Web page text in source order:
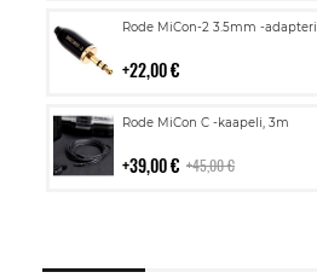
Rode MiCon-2 3.5mm -adapteri
22,00 €
Lisää
Rode MiCon C -kaapeli, 3m
39,00 € 45,00 €
Lisää